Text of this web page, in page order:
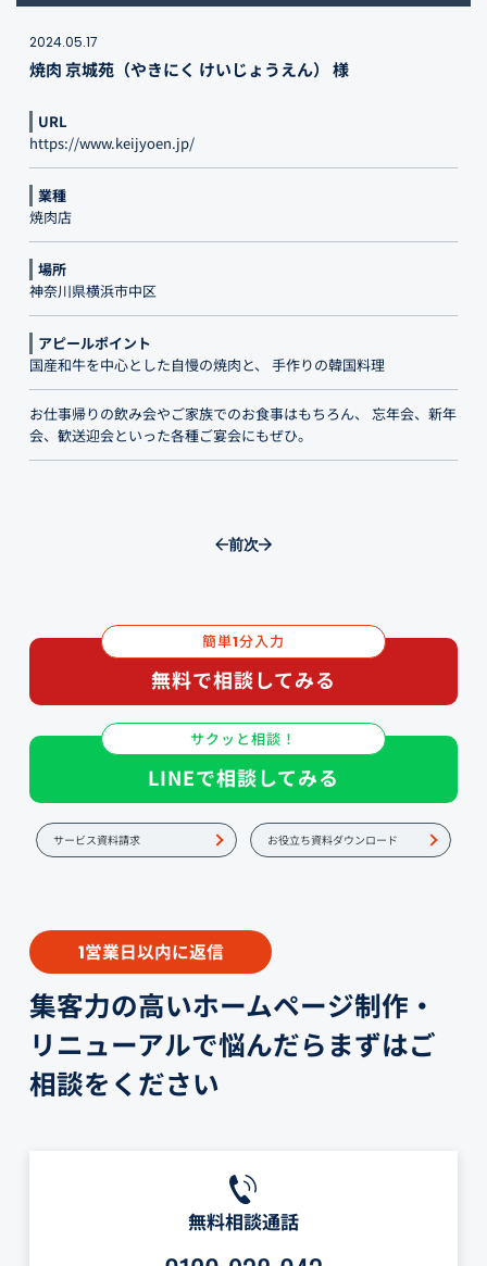
2024.05.17
焼肉 京城苑（やきにく けいじょうえん） 様
URL
https://www.keijyoen.jp/
業種
焼肉店
場所
神奈川県横浜市中区
アピールポイント
国産和牛を中心とした自慢の焼肉と、 手作りの韓国料理
お仕事帰りの飲み会やご家族でのお食事はもちろん、 忘年会、新年
会、歓送迎会といった各種ご宴会にもぜひ。
前次
簡単1分入力
無料で相談してみる
サクッと相談！
LINEで相談してみる
サービス資料請求 お役立ち資料ダウンロード
1営業日以内に返信
集客力の高いホームページ制作・
リニューアルで悩んだらまずはご
相談をください
無料相談通話